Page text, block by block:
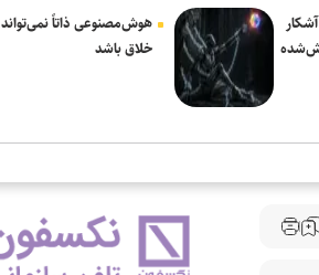
هوش‌مصنوعی ذاتاً نمی‌تواند
خلاق باشد